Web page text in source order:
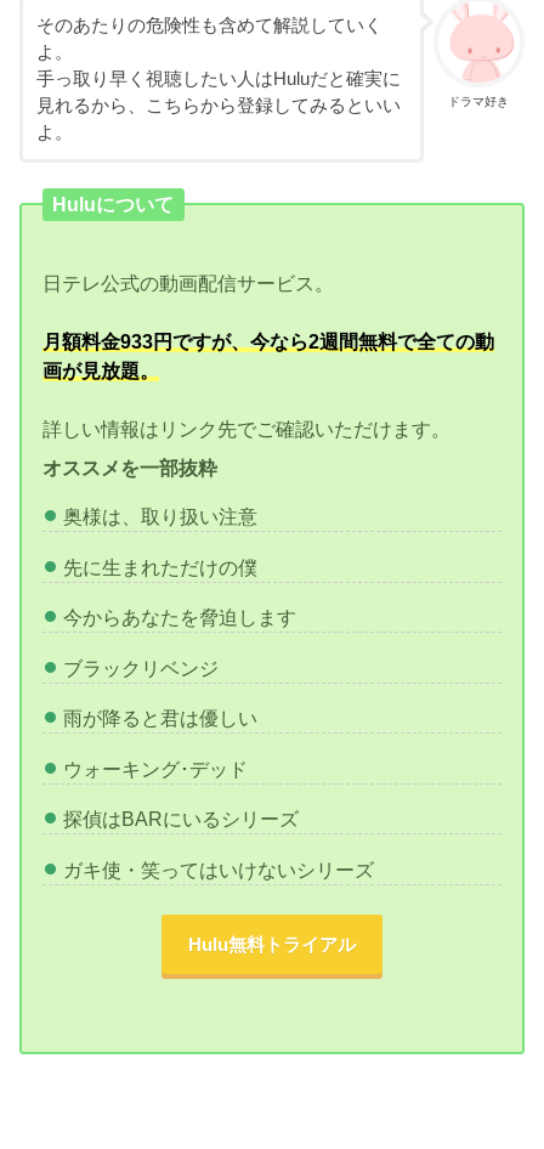
ドラマ好き
そのあたりの危険性も含めて解説していく
よ。
手っ取り早く視聴したい人はHuluだと確実に
見れるから、こちらから登録してみるといい
よ。
Huluについて
日テレ公式の動画配信サービス。
月額料金933円ですが、今なら2週間無料で全ての動
画が見放題。
詳しい情報はリンク先でご確認いただけます。
オススメを一部抜粋
奥様は、取り扱い注意
先に生まれただけの僕
今からあなたを脅迫します
ブラックリベンジ
雨が降ると君は優しい
ウォーキング･デッド
探偵はBARにいるシリーズ
ガキ使・笑ってはいけないシリーズ
Hulu無料トライアル